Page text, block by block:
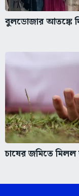
বুলডোজার আতঙ্কে
চাষের জমিতে